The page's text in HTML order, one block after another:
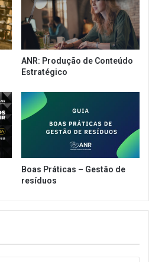
ANR: Produção de Conteúdo
Estratégico
Boas Práticas – Gestão de
resíduos